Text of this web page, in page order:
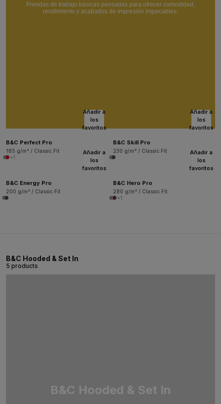
Prendas de trabajo básicas pensadas para ofrecer comodidad,
rendimiento y acabados de impresión impecables.
Añadir a
los
favoritos
B&C Perfect Pro
185 g/m² / Classic Fit
+1
Añadir a
los
favoritos
B&C Skill Pro
230 g/m² / Classic Fit
Añadir a
los
favoritos
B&C Energy Pro
200 g/m² / Classic Fit
Añadir a
los
favoritos
B&C Hero Pro
280 g/m² / Classic Fit
+1
B&C Hooded & Set In
5 products
B&C Hooded & Set In